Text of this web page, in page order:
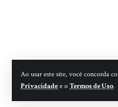
Ao usar este site, você concorda
Privacidade e o Termos de Uso.